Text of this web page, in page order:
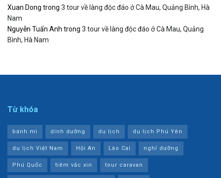
Xuan Dong trong 3 tour về làng độc đáo ở Cà Mau, Quảng Bình, Hà
Nam
Nguyễn Tuấn Anh trong 3 tour về làng độc đáo ở Cà Mau, Quảng
Bình, Hà Nam
Từ khóa
bánh mì dinh dưỡng du lịch du lịch Phú Yên
du lịch Việt Nam Hội An Lào Cai nghỉ dưỡng
Phú Quốc tiêm vắc xin tour caravan